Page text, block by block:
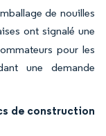
de nouilles
ont signalé une
pour les
une demande
de construction